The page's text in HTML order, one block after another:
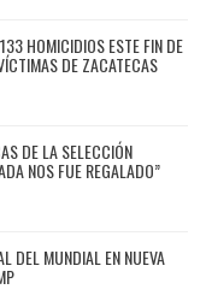
HOMICIDIOS ESTE FIN DE
DE ZACATECAS
DE LA SELECCIÓN
NOS FUE REGALADO”
DEL MUNDIAL EN NUEVA